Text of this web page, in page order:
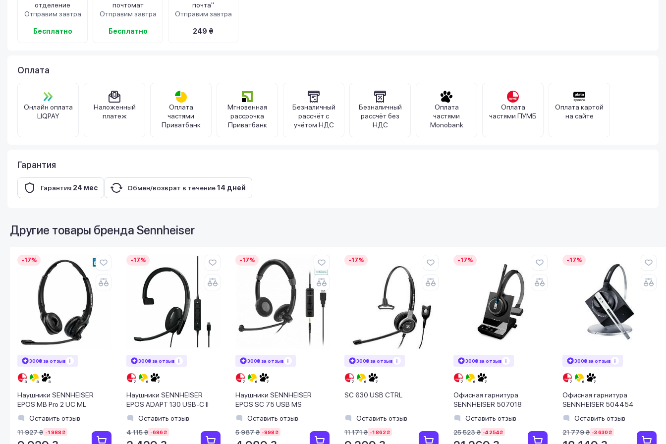
отделение
Отправим завтра
Бесплатно
почтомат
Отправим завтра
Бесплатно
почта"
Отправим завтра
249 ₴
Оплата
Онлайн оплата
LIQPAY
Наложенный
платеж
Оплата
частями
Приватбанк
Мгновенная
рассрочка
Приватбанк
Безналичный
рассчёт с
учётом НДС
Безналичный
рассчёт без
НДС
Оплата
частями
Monobank
Оплата
частями ПУМБ
Оплата картой
на сайте
Гарантия
Гарантия 24 мес Обмен/возврат в течение14 дней
Другие товары бренда Sennheiser
-17%
300₴ за отзыв
Наушники SENNHEISER
EPOS MB Pro 2 UC ML
Оставить отзыв
11 927 ₴ -1 988 ₴
-17%
300₴ за отзыв
Наушники SENNHEISER
EPOS ADAPT 130 USB-C II
Оставить отзыв
4 115 ₴ -686 ₴
-17%
300₴ за отзыв
Наушники SENNHEISER
EPOS SC 75 USB MS
Оставить отзыв
5 987 ₴ -998 ₴
-17%
300₴ за отзыв
SC 630 USB CTRL
Оставить отзыв
11 171 ₴ -1 862 ₴
-17%
300₴ за отзыв
Офисная гарнитура
SENNHEISER 507018
Оставить отзыв
25 523 ₴ -4 254 ₴
-17%
300₴ за отзыв
Офисная гарнитура
SENNHEISER 504454
Оставить отзыв
21 779 ₴ -3 630 ₴